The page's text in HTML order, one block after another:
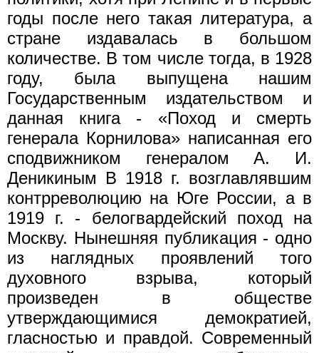
годы после него такая литература, а
стране издавалась в большом
количестве. В том числе тогда, в 1928
году, была выпущена нашим
Государственным издательством и
данная книга - «Поход и смерть
генерала Корнилова» написанная его
сподвижником генералом А. И.
Деникиным В 1918 г. возглавлявшим
контрреволюцию на Юге России, а в
1919 г. - белогвардейский поход на
Москву. Нынешняя публикация - одно
из наглядных проявлений того
духовного взрыва, который
произведен в обществе
утверждающимися демократией,
гласностью и правдой. Современный